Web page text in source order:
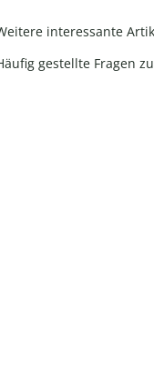
interessante
gestellte Fragen zu